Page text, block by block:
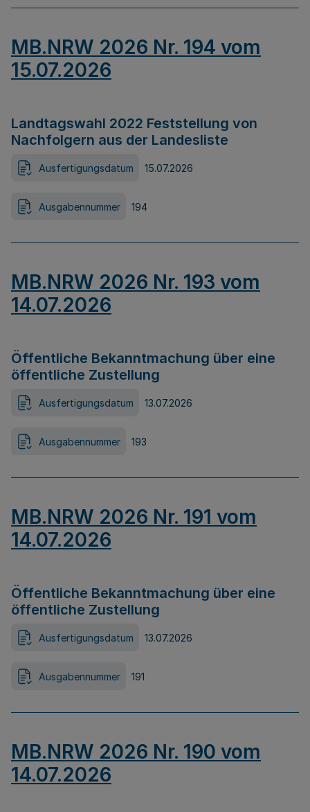
MB.NRW 2026 Nr. 194 vom
15.07.2026
Landtagswahl 2022 Feststellung von
Nachfolgern aus der Landesliste
Ausfertigungsdatum 15.07.2026
Ausgabennummer 194
MB.NRW 2026 Nr. 193 vom
14.07.2026
Öffentliche Bekanntmachung über eine
öffentliche Zustellung
Ausfertigungsdatum 13.07.2026
Ausgabennummer 193
MB.NRW 2026 Nr. 191 vom
14.07.2026
Öffentliche Bekanntmachung über eine
öffentliche Zustellung
Ausfertigungsdatum 13.07.2026
Ausgabennummer 191
MB.NRW 2026 Nr. 190 vom
14.07.2026